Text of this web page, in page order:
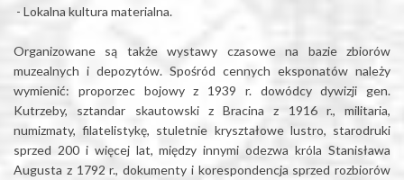
- Lokalna kultura materialna.
Organizowane są także wystawy czasowe na bazie zbiorów
muzealnych i depozytów. Spośród cennych eksponatów należy
wymienić: proporzec bojowy z 1939 r. dowódcy dywizji gen.
Kutrzeby, sztandar skautowski z Bracina z 1916 r., militaria,
numizmaty, filatelistykę, stuletnie kryształowe lustro, starodruki
sprzed 200 i więcej lat, między innymi odezwa króla Stanisława
Augusta z 1792 r., dokumenty i korespondencja sprzed rozbiorów